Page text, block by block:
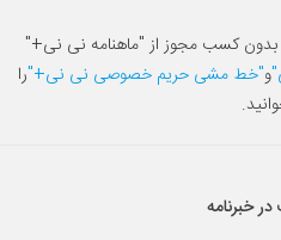
بدون کسب مجوز از "ماهنامه نی نی+"
و"خط مشی حریم خصوصی نی نی+"را
خبرنامه